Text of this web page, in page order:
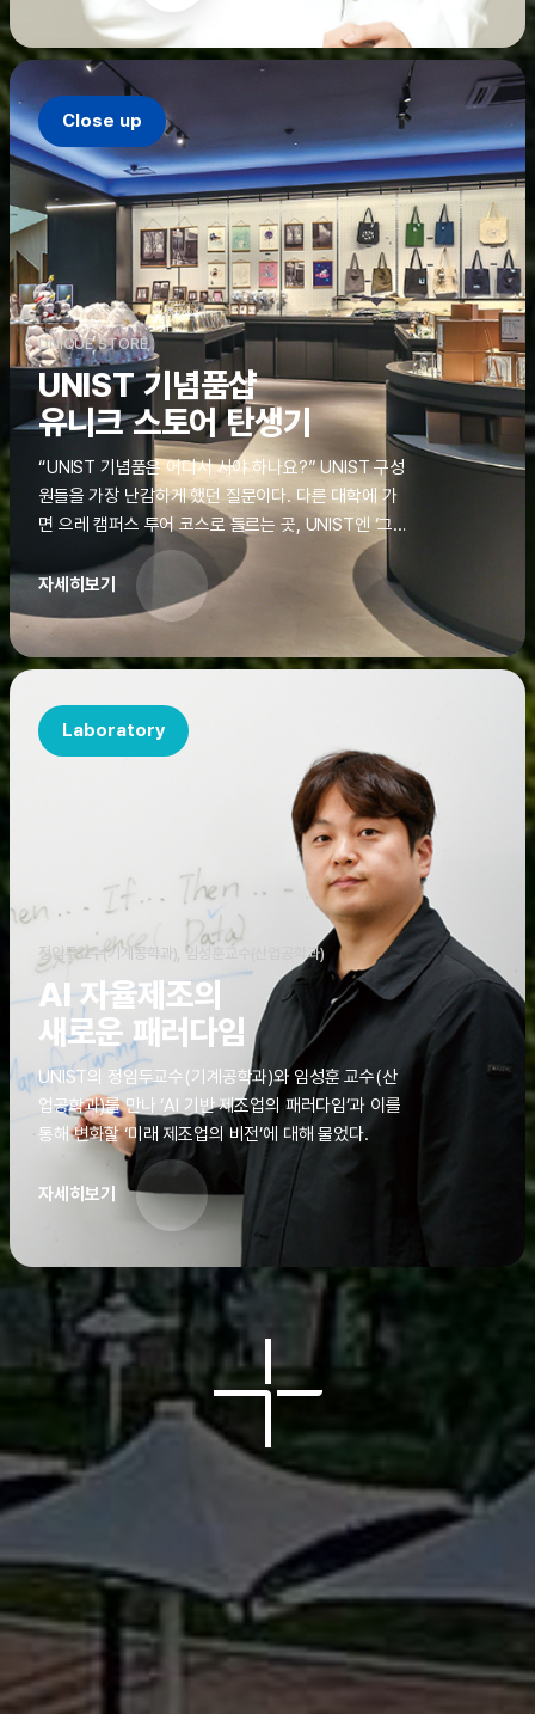
Close up
UNIQUE STORE
UNIST 기념품샵
유니크 스토어 탄생기
“UNIST 기념품은 어디서 사야 하나요?” UNIST 구성
원들을 가장 난감하게 했던 질문이다. 다른 대학에 가
면 으레 캠퍼스 투어 코스로 들르는 곳, UNIST엔 ‘그
것’이 없었다. 학교 탐방을 왔던 고등학생도, 자녀를 방
문하러 온 학부모도 빈손으로 돌려보내야 했던 아쉬움
을 달래줄 공간이 ‘유니크 스토어(UNIQUE
STORE)’라는 이름으로 지난해 11월 문을 열었다.
자세히보기
Laboratory
정임두교수(기계공학과), 임성훈교수(산업공학과)
AI 자율제조의
새로운 패러다임
UNIST의 정임두교수(기계공학과)와 임성훈 교수(산
업공학과)를 만나 ‘AI 기반 제조업의 패러다임’과 이를
통해 변화할 ‘미래 제조업의 비전’에 대해 물었다.
자세히보기